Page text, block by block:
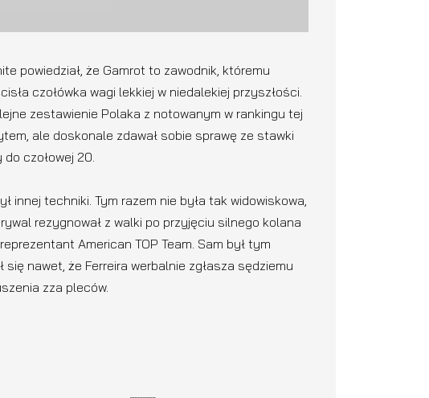
powiedział, że Gamrot to zawodnik, któremu
czołówka wagi lekkiej w niedalekiej przyszłości.
zestawienie Polaka z notowanym w rankingu tej
ale doskonale zdawał sobie sprawę ze stawki
czołowej 20.
innej techniki. Tym razem nie była tak widowiskowa,
rezygnował z walki po przyjęciu silnego kolana
American TOP Team. Sam był tym
nawet, że Ferreira werbalnie zgłasza sędziemu
zza pleców.